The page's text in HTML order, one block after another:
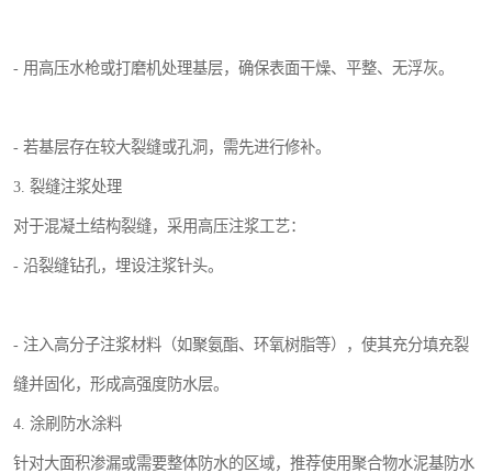
- 用高压水枪或打磨机处理基层，确保表面干燥、平整、无浮灰。
- 若基层存在较大裂缝或孔洞，需先进行修补。
3. 裂缝注浆处理
对于混凝土结构裂缝，采用高压注浆工艺：
- 沿裂缝钻孔，埋设注浆针头。
- 注入高分子注浆材料（如聚氨酯、环氧树脂等），使其充分填充裂
缝并固化，形成高强度防水层。
4. 涂刷防水涂料
针对大面积渗漏或需要整体防水的区域，推荐使用聚合物水泥基防水